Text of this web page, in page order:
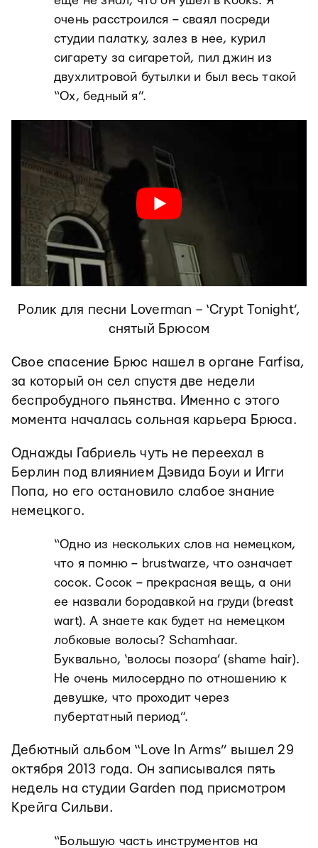
очень расстроился – сваял посреди
студии палатку, залез в нее, курил
сигарету за сигаретой, пил джин из
двухлитровой бутылки и был весь такой
“Ох, бедный я”.
Ролик для песни Loverman – ‘Crypt Tonight’,
снятый Брюсом
Свое спасение Брюс нашел в органе Farfisa,
за который он сел спустя две недели
беспробудного пьянства. Именно с этого
момента началась сольная карьера Брюса.
Однажды Габриель чуть не переехал в
Берлин под влиянием Дэвида Боуи и Игги
Попа, но его остановило слабое знание
немецкого.
“Одно из нескольких слов на немецком,
что я помню – brustwarze, что означает
сосок. Сосок – прекрасная вещь, а они
ее назвали бородавкой на груди (breast
wart). А знаете как будет на немецком
лобковые волосы? Schamhaar.
Буквально, ‘волосы позора’ (shame hair).
Не очень милосердно по отношению к
девушке, что проходит через
пубертатный период”.
Дебютный альбом “Love In Arms” вышел 29
октября 2013 года. Он записывался пять
недель на студии Garden под присмотром
Крейга Сильви.
“Большую часть инструментов на